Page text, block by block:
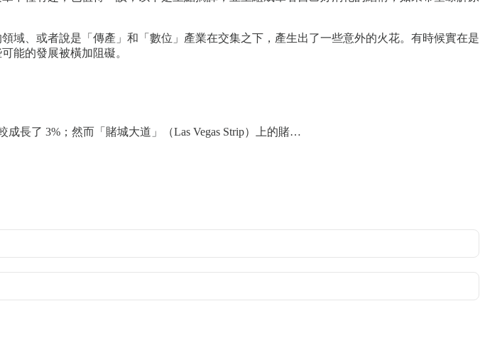
、或者說是「傳產」和「數位」產業在交集之下，產生出了一些意外的火花。有時候實在是
能的發展被橫加阻礙。
成長了 3%；然而「賭城大道」（Las Vegas Strip）上的賭…